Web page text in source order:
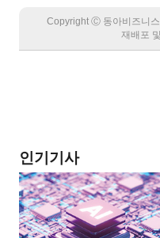
Copyright Ⓒ 동아비즈니스
재배포
인기기사